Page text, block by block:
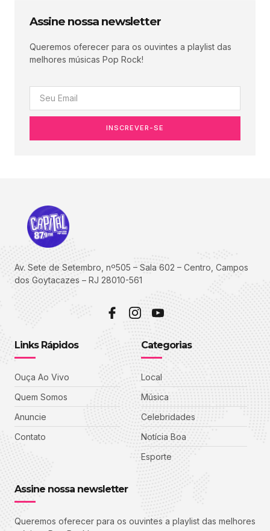
Assine nossa newsletter
Queremos oferecer para os ouvintes a playlist das
melhores músicas Pop Rock!
INSCREVER-SE
Av. Sete de Setembro, nº505 – Sala 602 – Centro, Campos
dos Goytacazes – RJ 28010-561
Links Rápidos
Ouça Ao Vivo
Quem Somos
Anuncie
Contato
Categorias
Local
Música
Celebridades
Notícia Boa
Esporte
Assine nossa newsletter
Queremos oferecer para os ouvintes a playlist das melhores